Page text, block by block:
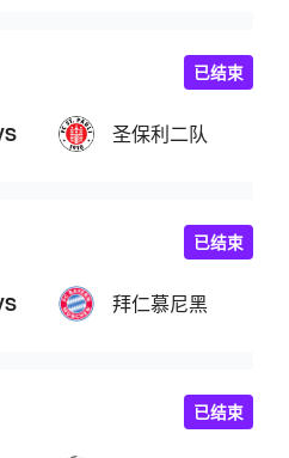
圣保利二队
已结束
拜仁慕尼黑
已结束
已结束